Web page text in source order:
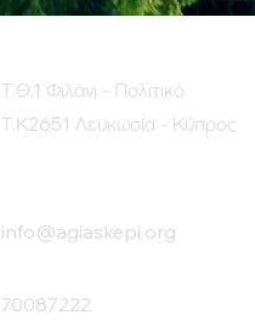
Τ.Θ.1 Φιλάνι - Πολιτικό
Τ.Κ2651 Λευκωσία - Κύπρος
info@agiaskepi.org
70087222